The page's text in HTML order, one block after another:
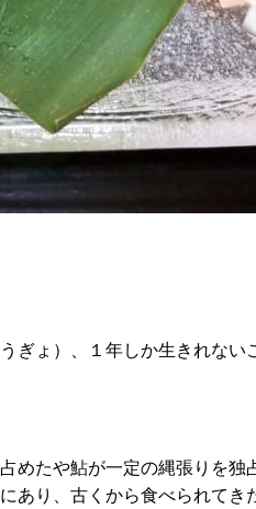
ょ）、１年しか生きれない
めたや鮎が一定の縄張りを独
あり、古くから食べられてき